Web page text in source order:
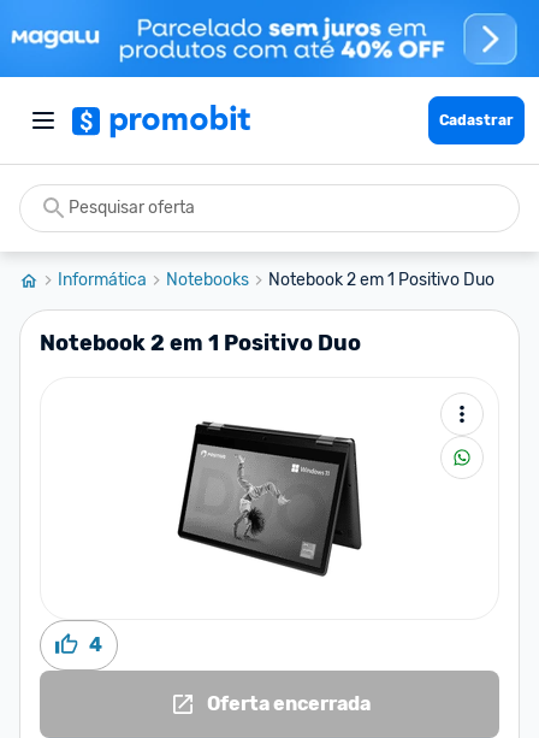
Cadastrar
Informática Notebooks Notebook 2 em 1 Positivo Duo
Notebook 2 em 1 Positivo Duo
4
Oferta encerrada